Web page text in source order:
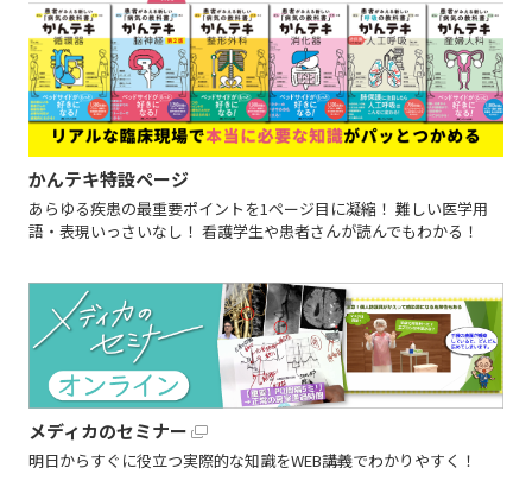
かんテキ特設ページ
あらゆる疾患の最重要ポイントを1ページ目に凝縮！ 難しい医学用
語・表現いっさいなし！ 看護学生や患者さんが読んでもわかる！
メディカのセミナー
明日からすぐに役立つ実際的な知識をWEB講義でわかりやすく！